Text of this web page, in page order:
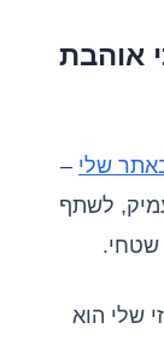
אוהבת
שלי –
לשתף
שטחי.
שלי הוא